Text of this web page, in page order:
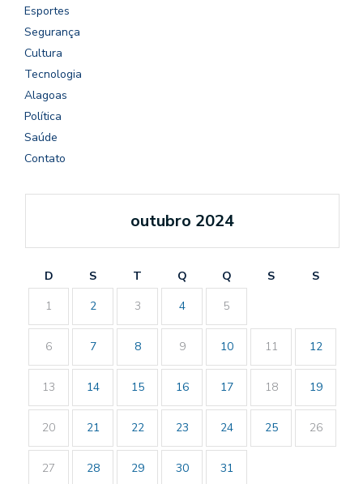
Esportes
Segurança
Cultura
Tecnologia
Alagoas
Política
Saúde
Contato
outubro 2024
D S T Q Q S
S
1
2 3 4 5
6 7 8 9 10 11 12
13 14 15 16 17 18 19
20 21 22 23 24 25 26
27 28 29 30 31